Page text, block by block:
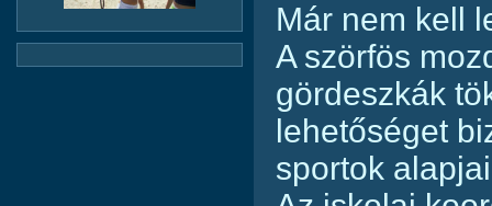
Már nem kell
A szörfös
gördeszkák
lehetőséget
sportok